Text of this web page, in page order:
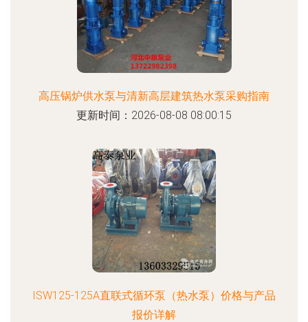
高压锅炉供水泵与清新高层建筑热水泵采购指南
更新时间：2026-08-08 08:00:15
ISW125-125A直联式循环泵（热水泵）价格与产品
报价详解